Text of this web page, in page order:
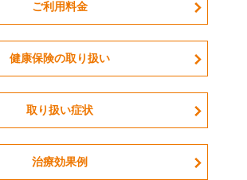
ご利用料金
健康保険の取り扱い
取り扱い症状
治療効果例